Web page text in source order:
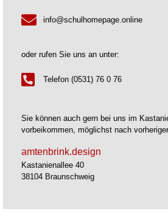
info@schulhomepage.online
oder rufen Sie uns an unter:
Telefon (0531) 76 0 76
Sie können auch gern bei uns im
vorbeikommen, möglichst nach
amtenbrink.design
Kastanienallee 40
38104 Braunschweig